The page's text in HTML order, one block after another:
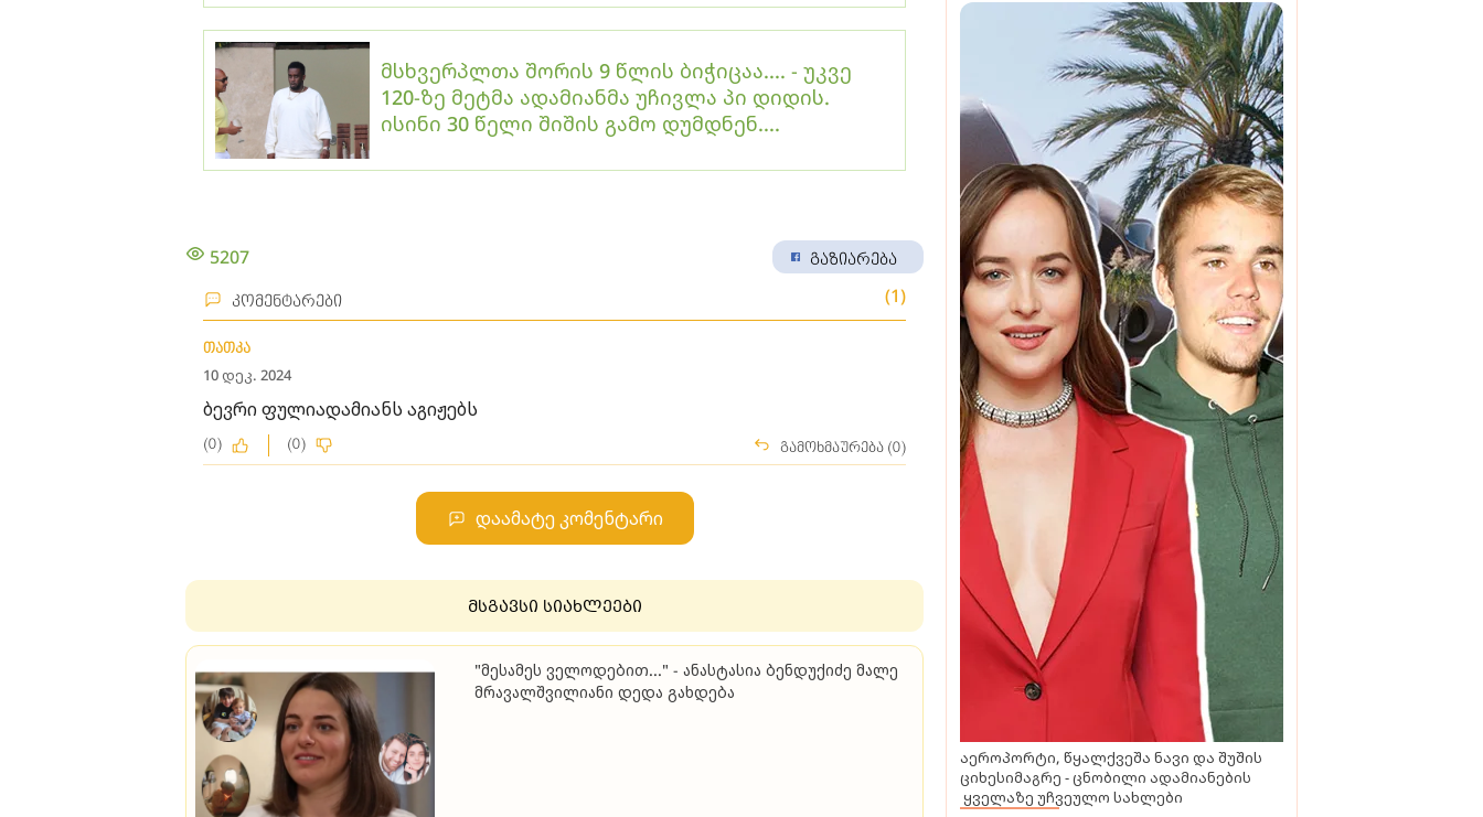
მსხვერპლთა შორის 9 წლის ბიჭიცაა.... - უკვე
120-ზე მეტმა ადამიანმა უჩივლა პი დიდის.
ისინი 30 წელი შიშის გამო დუმდნენ....
5207 გაზიარება
კომენტარები (1)
თათკა
10 დეკ. 2024
ბევრი ფულიადამიანს აგიჟებს
(0) (0) გამოხმაურება (0)
დაამატე კომენტარი
მსგავსი სიახლეები
"მესამეს ველოდებით..." - ანასტასია ბენდუქიძე მალე
მრავალშვილიანი დედა გახდება
აეროპორტი, წყალქვეშა ნავი და შუშის
ციხესიმაგრე - ცნობილი ადამიანების
ყველაზე უჩვეულო სახლები